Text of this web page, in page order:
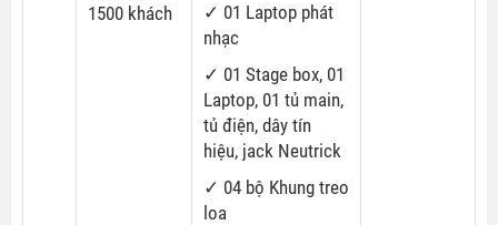
1500 khách
✓ 01 Laptop phát
nhạc
✓ 01 Stage box, 01
Laptop, 01 tủ main,
tủ điện, dây tín
hiệu, jack Neutrick
✓ 04 bộ Khung treo
loa